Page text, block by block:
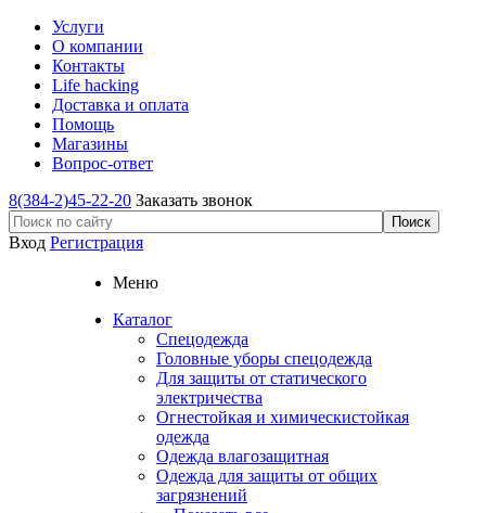
Услуги
О компании
Контакты
Life hacking
Доставка и оплата
Помощь
Магазины
Вопрос-ответ
8(384-2)45-22-20 Заказать звонок
Вход Регистрация
Меню
Каталог
Спецодежда
Головные уборы спецодежда
Для защиты от статического
электричества
Огнестойкая и химическистойкая
одежда
Одежда влагозащитная
Одежда для защиты от общих
загрязнений